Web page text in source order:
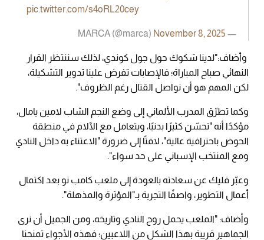
pic.twitter.com/s4oRL20cey
— MARCA (@marca)
November 8, 2025
وأضاف:"لدينا شكوك حول جول كوندي، لذلك سننتظر القرار
النهائي صباح المباراة؛ فالإصابات تفرض علينا تدوير التشكيلة،
لكن المهم هو أن نواصل القتال رغم الظروف".
وكما تطرّق المدرب الألماني إلى وضع النجم الشاب لامين يامال،
مؤكدًا أنه "تحسّن كثيرًا بدنيًا، ويتعامل مع الآلام في منطقة
الحوض باحترافية عالية"، لافتًا إلى ضرورة "الاعتناء به داخل النادي
ومع المنتخب الإسباني على حد سواء".
وعبّر فليك عن سعادته بالعودة إلى ملعب كامب نو بعد اكتمال
أعمال التطوير، واصفًا التجربة بـ"المؤثرة والمذهلة".
وأضاف: "الملعب يحمل روح النادي وتاريخه، ومن الجميل أن نرى
الجماهير قريبة بهذا الشكل من اللاعبين؛ فهذه الأجواء تمنحنا